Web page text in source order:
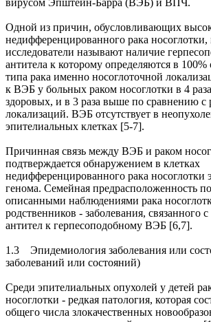
вирусом Эпштейн-Барра (ВЭБ) и ВПЧ.
Одной из причин, обусловливающих
недифференцированного рака
исследователи называют наличие
антитела к которому определяются в 100%
типа рака именно носоглоточной
к ВЭБ у больных раком носоглотки в 4
здоровых, и в 3 раза выше по сравнению с
локализаций. ВЭБ отсутствует в
эпителиальных клетках [5-7].
Причинная связь между ВЭБ и раком
подтверждается обнаружением в клетках
недифференцированного рака носоглотки
генома. Семейная предрасположенность
описанными наблюдениями рака
родственников - заболевания, связанного
антител к герпесоподобному ВЭБ [6,7].
1.3 Эпидемиология заболевания или
заболеваний или состояний)
Среди эпителиальных опухолей у детей
носоглотки - редкая патология, которая
общего числа злокачественных